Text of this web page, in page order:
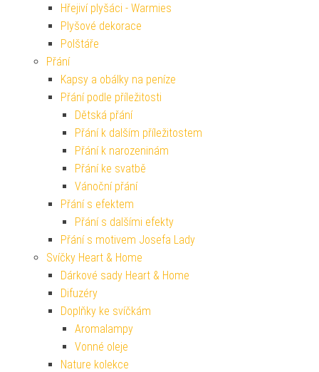
Hřejiví plyšáci - Warmies
Plyšové dekorace
Polštáře
Přání
Kapsy a obálky na peníze
Přání podle příležitosti
Dětská přání
Přání k dalším příležitostem
Přání k narozeninám
Přání ke svatbě
Vánoční přání
Přání s efektem
Přání s dalšími efekty
Přání s motivem Josefa Lady
Svíčky Heart & Home
Dárkové sady Heart & Home
Difuzéry
Doplňky ke svíčkám
Aromalampy
Vonné oleje
Nature kolekce